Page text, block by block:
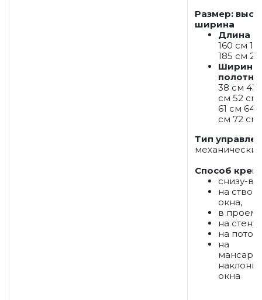
Размер:
ширина
Длина
160 см
185 см
Ширина
полотна
38 см 43
см 52 см
61 см 64
см 72 см
Тип
механический
Способ
снизу-
на
окна,
в проем,
на стену,
на
на
окна